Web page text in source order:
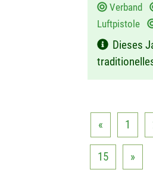
m
:
Verband
Luftpistole
Dieses
« 1
15 »